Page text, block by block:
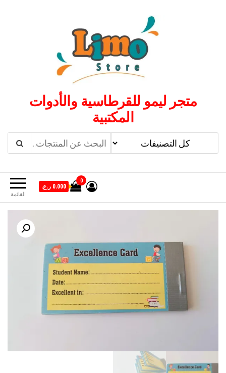
متجر ليمو للقرطاسية والأدوات
المكتبية
القائمة
0
0.000 ر.ع.